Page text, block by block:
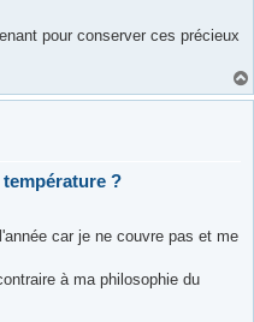
pour conserver ces précieux
température ?
car je ne couvre pas et me
à ma philosophie du